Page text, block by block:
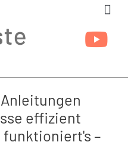
effizient
–